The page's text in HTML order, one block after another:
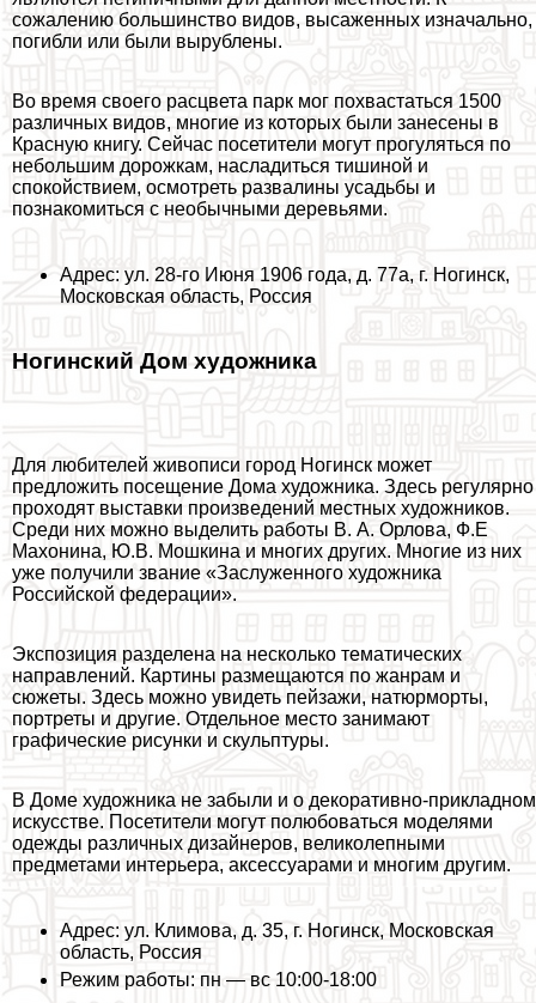
сожалению большинство видов, высаженных изначально,
погибли или были вырублены.
Во время своего расцвета парк мог похвастаться 1500
различных видов, многие из которых были занесены в
Красную книгу. Сейчас посетители могут прогуляться по
небольшим дорожкам, насладиться тишиной и
спокойствием, осмотреть развалины усадьбы и
познакомиться с необычными деревьями.
Адрес: ул. 28-го Июня 1906 года, д. 77а, г. Ногинск,
Московская область, Россия
Ногинский Дом художника
Для любителей живописи город Ногинск может
предложить посещение Дома художника. Здесь регулярно
проходят выставки произведений местных художников.
Среди них можно выделить работы В. А. Орлова, Ф.Е
Махонина, Ю.В. Мошкина и многих других. Многие из них
уже получили звание «Заслуженного художника
Российской федерации».
Экспозиция разделена на несколько тематических
направлений. Картины размещаются по жанрам и
сюжеты. Здесь можно увидеть пейзажи, натюрморты,
портреты и другие. Отдельное место занимают
графические рисунки и скульптуры.
В Доме художника не забыли и о декоративно-прикладном
искусстве. Посетители могут полюбоваться моделями
одежды различных дизайнеров, великолепными
предметами интерьера, аксессуарами и многим другим.
Адрес: ул. Климова, д. 35, г. Ногинск, Московская
область, Россия
Режим работы: пн — вс 10:00-18:00